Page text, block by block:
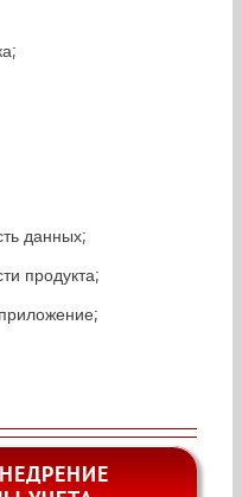
данных;
продукта;